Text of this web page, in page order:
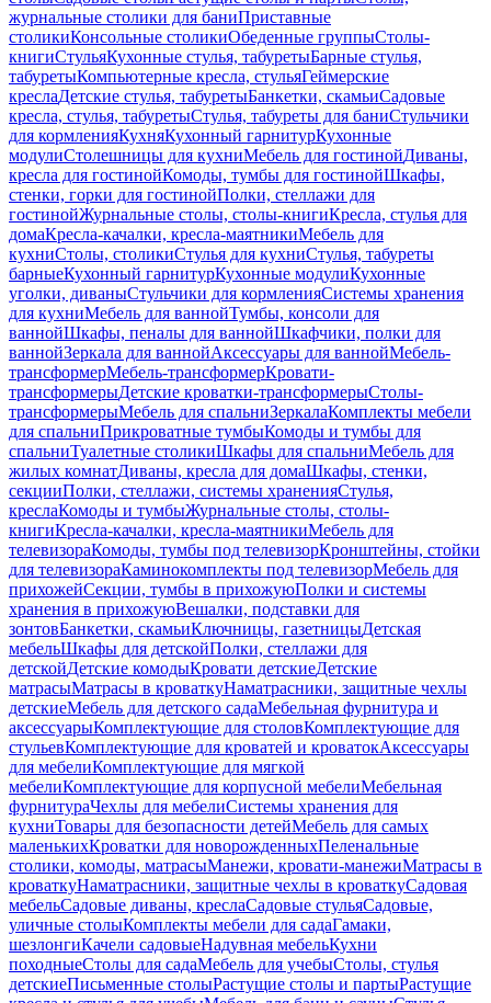
журнальные столики для баниПриставные
столикиКонсольные столикиОбеденные группыСтолы-
книгиСтульяКухонные стулья, табуретыБарные стулья,
табуретыКомпьютерные кресла, стульяГеймерские
креслаДетские стулья, табуретыБанкетки, скамьиСадовые
кресла, стулья, табуретыСтулья, табуреты для баниСтульчики
для кормленияКухняКухонный гарнитурКухонные
модулиСтолешницы для кухниМебель для гостинойДиваны,
кресла для гостинойКомоды, тумбы для гостинойШкафы,
стенки, горки для гостинойПолки, стеллажи для
гостинойЖурнальные столы, столы-книгиКресла, стулья для
домаКресла-качалки, кресла-маятникиМебель для
кухниСтолы, столикиСтулья для кухниСтулья, табуреты
барныеКухонный гарнитурКухонные модулиКухонные
уголки, диваныСтульчики для кормленияСистемы хранения
для кухниМебель для ваннойТумбы, консоли для
ваннойШкафы, пеналы для ваннойШкафчики, полки для
ваннойЗеркала для ваннойАксессуары для ваннойМебель-
трансформерМебель-трансформерКровати-
трансформерыДетские кроватки-трансформерыСтолы-
трансформерыМебель для спальниЗеркалаКомплекты мебели
для спальниПрикроватные тумбыКомоды и тумбы для
спальниТуалетные столикиШкафы для спальниМебель для
жилых комнатДиваны, кресла для домаШкафы, стенки,
секцииПолки, стеллажи, системы храненияСтулья,
креслаКомоды и тумбыЖурнальные столы, столы-
книгиКресла-качалки, кресла-маятникиМебель для
телевизораКомоды, тумбы под телевизорКронштейны, стойки
для телевизораКаминокомплекты под телевизорМебель для
прихожейСекции, тумбы в прихожуюПолки и системы
хранения в прихожуюВешалки, подставки для
зонтовБанкетки, скамьиКлючницы, газетницыДетская
мебельШкафы для детскойПолки, стеллажи для
детскойДетские комодыКровати детскиеДетские
матрасыМатрасы в кроваткуНаматрасники, защитные чехлы
детскиеМебель для детского садаМебельная фурнитура и
аксессуарыКомплектующие для столовКомплектующие для
стульевКомплектующие для кроватей и кроватокАксессуары
для мебелиКомплектующие для мягкой
мебелиКомплектующие для корпусной мебелиМебельная
фурнитураЧехлы для мебелиСистемы хранения для
кухниТовары для безопасности детейМебель для самых
маленькихКроватки для новорожденныхПеленальные
столики, комоды, матрасыМанежи, кровати-манежиМатрасы в
кроваткуНаматрасники, защитные чехлы в кроваткуСадовая
мебельСадовые диваны, креслаСадовые стульяСадовые,
уличные столыКомплекты мебели для садаГамаки,
шезлонгиКачели садовыеНадувная мебельКухни
походныеСтолы для садаМебель для учебыСтолы, стулья
детскиеПисьменные столыРастущие столы и партыРастущие